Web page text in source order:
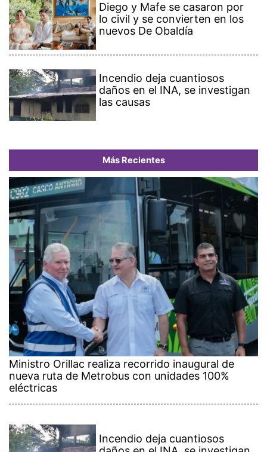
Diego y Mafe se casaron por
lo civil y se convierten en los
nuevos De Obaldía
Incendio deja cuantiosos
daños en el INA, se investigan
las causas
Más Recientes
Ministro Orillac realiza recorrido inaugural de
nueva ruta de Metrobus con unidades 100%
eléctricas
Incendio deja cuantiosos